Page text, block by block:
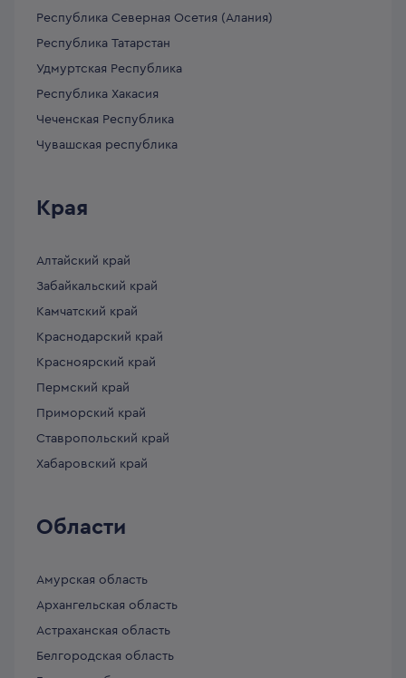
Республика Северная Осетия (Алания)
Республика Татарстан
Удмуртская Республика
Республика Хакасия
Чеченская Республика
Чувашская республика
Края
Алтайский край
Забайкальский край
Камчатский край
Краснодарский край
Красноярский край
Пермский край
Приморский край
Ставропольский край
Хабаровский край
Области
Амурская область
Архангельская область
Астраханская область
Белгородская область